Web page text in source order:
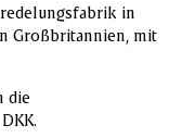
in
Großbritannien, mit
die